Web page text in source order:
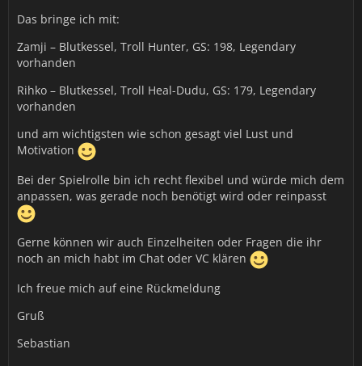
Das bringe ich mit:
Zamji – Blutkessel, Troll Hunter, GS: 198, Legendary
vorhanden
Rihko – Blutkessel, Troll Heal-Dudu, GS: 179, Legendary
vorhanden
und am wichtigsten wie schon gesagt viel Lust und
Motivation
Bei der Spielrolle bin ich recht flexibel und würde mich dem
anpassen, was gerade noch benötigt wird oder reinpasst
Gerne können wir auch Einzelheiten oder Fragen die ihr
noch an mich habt im Chat oder VC klären
Ich freue mich auf eine Rückmeldung
Gruß
Sebastian